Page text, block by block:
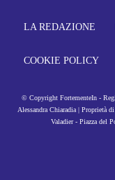
LA REDAZIONE
COOKIE POLICY
© Copyright FortementeIn -
Alessandra Chiaradia | Proprietà
Valadier - Piazza del